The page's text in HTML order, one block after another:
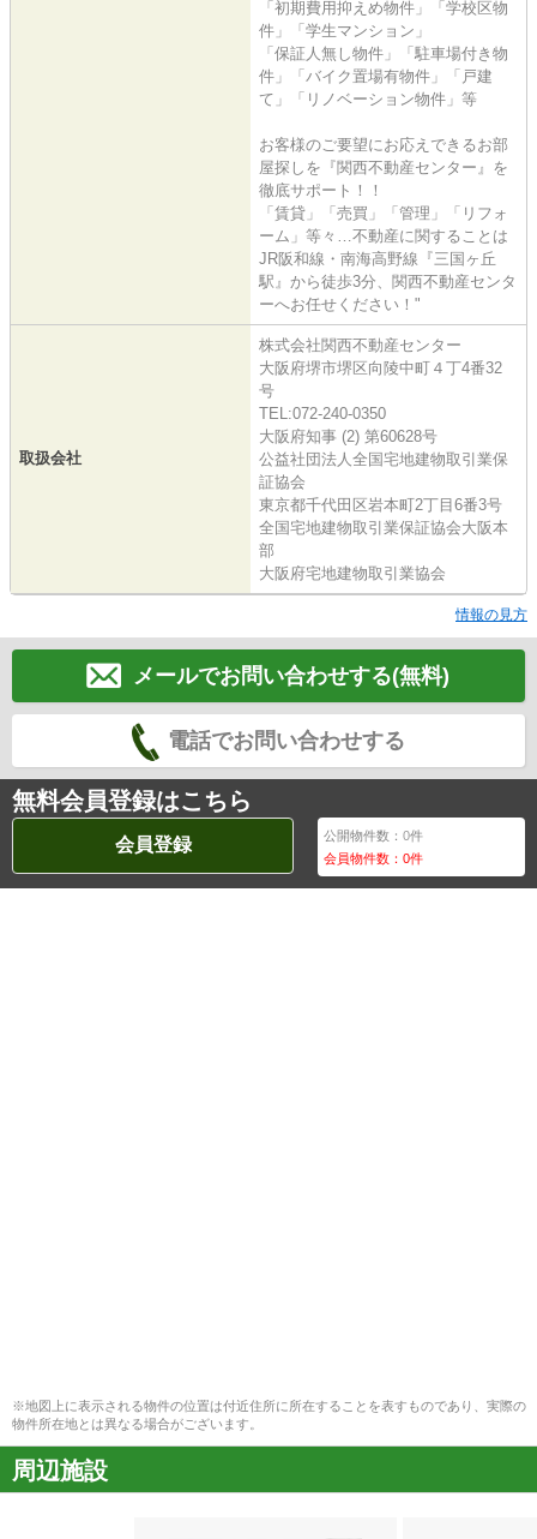
「初期費用抑えめ物件」「学校区物
件」「学生マンション」
「保証人無し物件」「駐車場付き物
件」「バイク置場有物件」「戸建
て」「リノベーション物件」等
お客様のご要望にお応えできるお部
屋探しを『関西不動産センター』を
徹底サポート！！
「賃貸」「売買」「管理」「リフォ
ーム」等々…不動産に関することは
JR阪和線・南海高野線『三国ヶ丘
駅』から徒歩3分、関西不動産センタ
ーへお任せください！"
取扱会社
株式会社関西不動産センター
大阪府堺市堺区向陵中町４丁4番32
号
TEL:072-240-0350
大阪府知事 (2) 第60628号
公益社団法人全国宅地建物取引業保
証協会
東京都千代田区岩本町2丁目6番3号
全国宅地建物取引業保証協会大阪本
部
大阪府宅地建物取引業協会
情報の見方
メールでお問い合わせする(無料)
電話でお問い合わせする
無料会員登録はこちら
会員登録 公開物件数：0件
会員物件数：0件
※地図上に表示される物件の位置は付近住所に所在することを表すものであり、実際の
物件所在地とは異なる場合がございます。
周辺施設